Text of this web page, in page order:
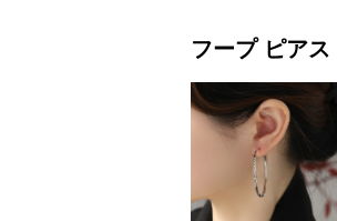
フープ ピアス